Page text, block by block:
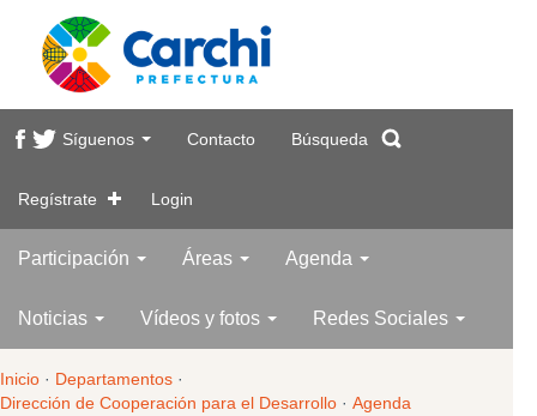
Síguenos Contacto Búsqueda
Regístrate Login
Participación Áreas Agenda
Noticias Vídeos y fotos Redes Sociales
Inicio · Departamentos ·
Dirección de Cooperación para el Desarrollo · Agenda